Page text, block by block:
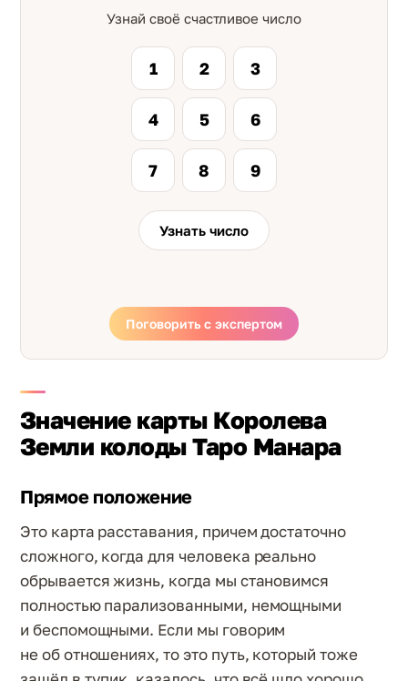
Узнай своё счастливое число
1 2 3
4 5 6
7 8 9
Узнать число
Поговорить с экспертом
Значение карты Королева
Земли колоды Таро Манара
Прямое положение
Это карта расставания, причем достаточно
сложного, когда для человека реально
обрывается жизнь, когда мы становимся
полностью парализованными, немощными
и беспомощными. Если мы говорим
не об отношениях, то это путь, который тоже